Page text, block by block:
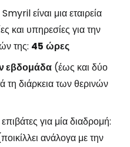
είναι μια εταιρεία
και υπηρεσίες για την
της: 45 ώρες
εβδομάδα (έως και δύο
τη διάρκεια των θερινών
για μία διαδρομή:
ανάλογα με την